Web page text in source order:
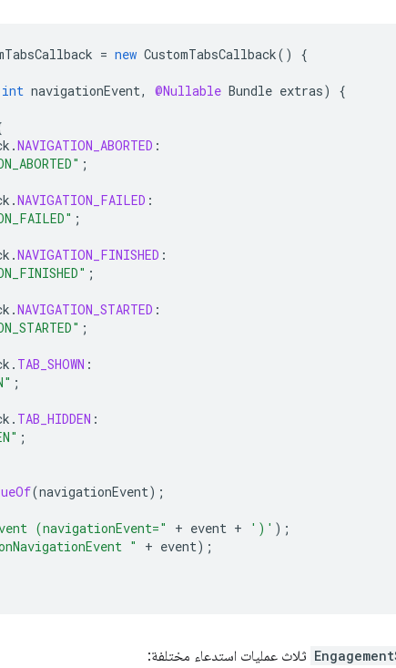
= new CustomTabsCallback()
{
int navigationEvent, @Nullable Bundle extras)
{
.NAVIGATION_ABORTED :
;
.NAVIGATION_FAILED :
;
.NAVIGATION_FINISHED :
;
.NAVIGATION_STARTED :
;
. TAB_SHOWN :
;
. TAB_HIDDEN :
;
(navigationEvent);
(navigationEvent=" + event + ')' );
" + event);
ثلاث عمليات استدعاء مختلفة: